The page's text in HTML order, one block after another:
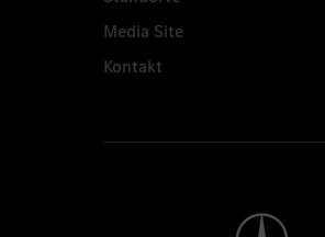
Media Site
Kontakt